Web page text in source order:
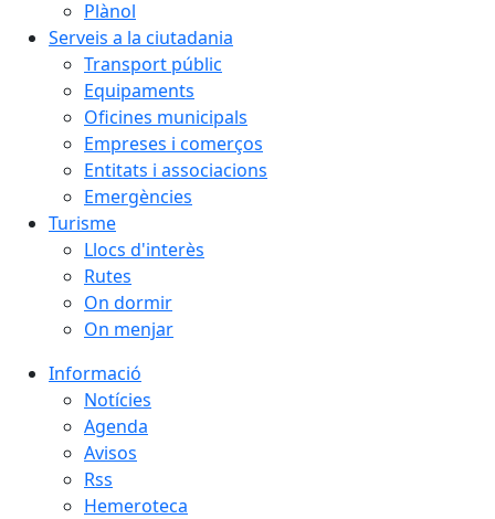
Plànol
Serveis a la ciutadania
Transport públic
Equipaments
Oficines municipals
Empreses i comerços
Entitats i associacions
Emergències
Turisme
Llocs d'interès
Rutes
On dormir
On menjar
Informació
Notícies
Agenda
Avisos
Rss
Hemeroteca